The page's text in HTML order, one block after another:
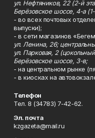
ул. Нефтяников, 22 (2-й
Берёзовское шоссе, 4-а
- во всех почтовых
выпуски);
- в сети магазинов
ул. Ленина, 26;
ул. Парковая, 2
Берёзовское шоссе, 3-в;
- на центральном рынке
- в киосках на
Телефон
Тел. 8 (34783) 7-42-62.
Эл. почта
kzgazeta@mail.ru